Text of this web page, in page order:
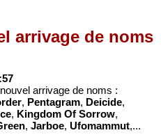
arrivage de noms
arrivage de noms :
, Pentagram, Deicide,
, Kingdom Of Sorrow,
, Jarboe, Ufomammut,...